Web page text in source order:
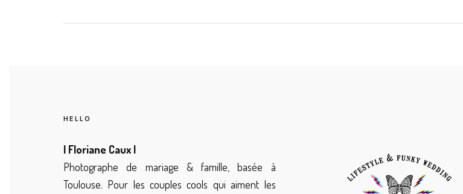
HELLO
| Floriane Caux |
Photographe de mariage & famille, basée à
Toulouse. Pour les couples cools qui aiment les